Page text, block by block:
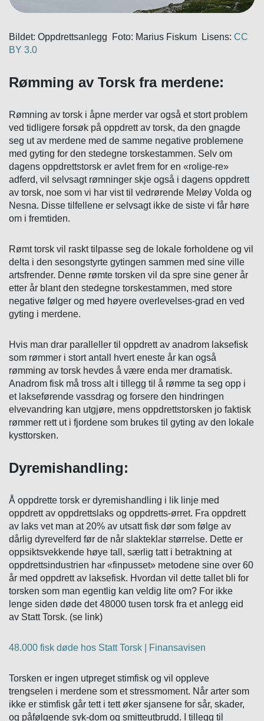
Bildet: Oppdrettsanlegg Foto: Marius Fiskum Lisens: CC
BY 3.0
Rømming av Torsk fra merdene:
Rømning av torsk i åpne merder var også et stort problem
ved tidligere forsøk på oppdrett av torsk, da den gnagde
seg ut av merdene med de samme negative problemene
med gyting for den stedegne torskestammen. Selv om
dagens oppdrettstorsk er avlet frem for en «rolige-re»
adferd, vil selvsagt rømninger skje også i dagens oppdrett
av torsk, noe som vi har vist til vedrørende Meløy Volda og
Nesna. Disse tilfellene er selvsagt ikke de siste vi får høre
om i fremtiden.
Rømt torsk vil raskt tilpasse seg de lokale forholdene og vil
delta i den sesongstyrte gytingen sammen med sine ville
artsfrender. Denne rømte torsken vil da spre sine gener år
etter år blant den stedegne torskestammen, med store
negative følger og med høyere overlevelses-grad en ved
gyting i merdene.
Hvis man drar paralleller til oppdrett av anadrom laksefisk
som rømmer i stort antall hvert eneste år kan også
rømming av torsk hevdes å være enda mer dramatisk.
Anadrom fisk må tross alt i tillegg til å rømme ta seg opp i
et lakseførende vassdrag og forsere den hindringen
elvevandring kan utgjøre, mens oppdrettstorsken jo faktisk
rømmer rett ut i fjordene som brukes til gyting av den lokale
kysttorsken.
Dyremishandling:
Å oppdrette torsk er dyremishandling i lik linje med
oppdrett av oppdrettslaks og oppdretts-ørret. Fra oppdrett
av laks vet man at 20% av utsatt fisk dør som følge av
dårlig dyrevelferd før de når slakteklar størrelse. Dette er
oppsiktsvekkende høye tall, særlig tatt i betraktning at
oppdrettsindustrien har «finpusset» metodene sine over 60
år med oppdrett av laksefisk. Hvordan vil dette tallet bli for
torsken som man egentlig kan veldig lite om? For ikke
lenge siden døde det 48000 tusen torsk fra et anlegg eid
av Statt Torsk. (se link)
48.000 fisk døde hos Statt Torsk | Finansavisen
Torsken er ingen utpreget stimfisk og vil oppleve
trengselen i merdene som et stressmoment. Når arter som
ikke er stimfisk går tett i tett øker sjansene for sår, skader,
og påfølgende syk-dom og smitteutbrudd. I tillegg til